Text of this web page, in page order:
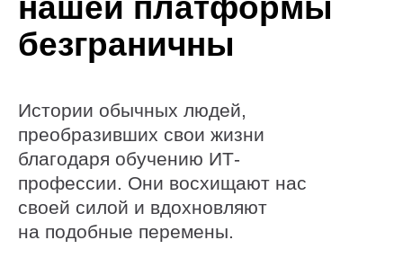
Как стать тестировщиком,
лежа на больничной
койке
Алексей Дубовский
Как от